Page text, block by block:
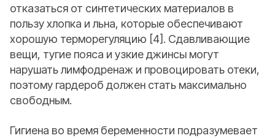
отказаться от синтетических материалов в
пользу хлопка и льна, которые обеспечивают
хорошую терморегуляцию [4]. Сдавливающие
вещи, тугие пояса и узкие джинсы могут
нарушать лимфодренаж и провоцировать отеки,
поэтому гардероб должен стать максимально
свободным.
Гигиена во время беременности подразумевает